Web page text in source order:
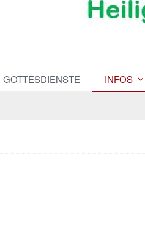
GOTTESDIENSTE INFOS